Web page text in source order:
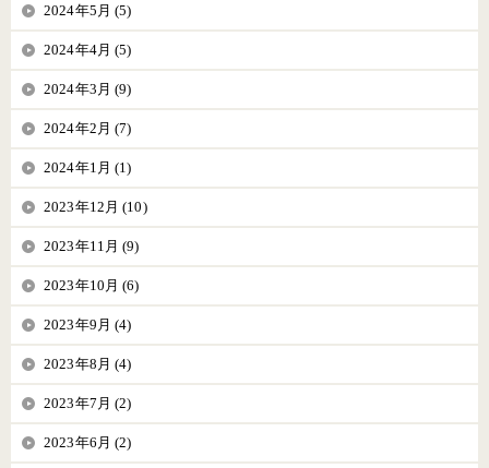
2024年5月 (5)
2024年4月 (5)
2024年3月 (9)
2024年2月 (7)
2024年1月 (1)
2023年12月 (10)
2023年11月 (9)
2023年10月 (6)
2023年9月 (4)
2023年8月 (4)
2023年7月 (2)
2023年6月 (2)